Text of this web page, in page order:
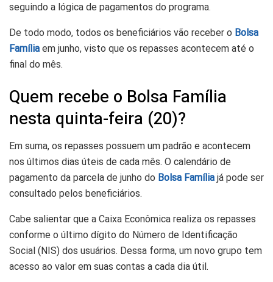
seguindo a lógica de pagamentos do programa.
De todo modo, todos os beneficiários vão receber o Bolsa
Família em junho, visto que os repasses acontecem até o
final do mês.
Quem recebe o Bolsa Família
nesta quinta-feira (20)?
Em suma, os repasses possuem um padrão e acontecem
nos últimos dias úteis de cada mês. O calendário de
pagamento da parcela de junho do Bolsa Família já pode ser
consultado pelos beneficiários.
Cabe salientar que a Caixa Econômica realiza os repasses
conforme o último dígito do Número de Identificação
Social (NIS) dos usuários. Dessa forma, um novo grupo tem
acesso ao valor em suas contas a cada dia útil.